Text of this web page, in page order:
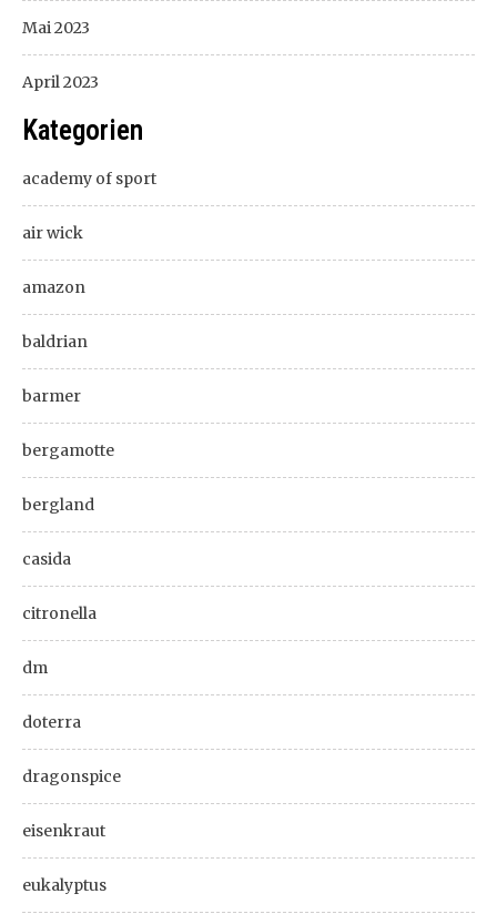
Mai 2023
April 2023
Kategorien
academy of sport
air wick
amazon
baldrian
barmer
bergamotte
bergland
casida
citronella
dm
doterra
dragonspice
eisenkraut
eukalyptus